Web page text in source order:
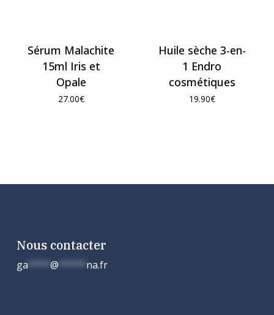
Sérum Malachite
15ml Iris et
Opale
27.00€
Huile sèche 3-en-
1 Endro
cosmétiques
19.90€
Nous contacter
ga **** @ ***** na.fr